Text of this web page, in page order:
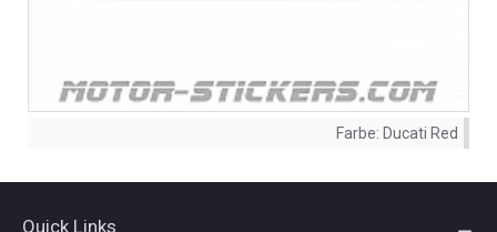
Farbe: Ducati Red
Quick Links